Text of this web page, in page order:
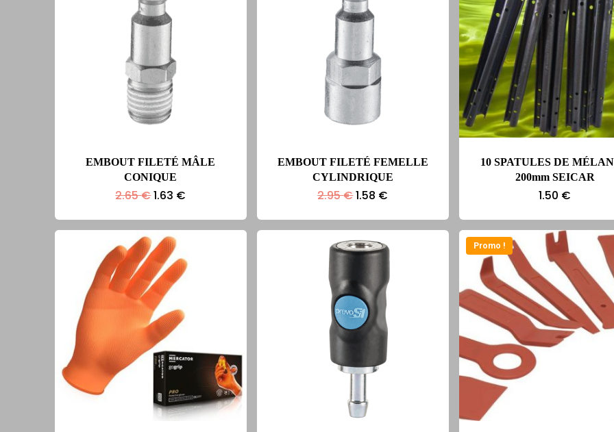
EMBOUT FILETÉ MÂLE
CONIQUE
2.65€Le
initial
était :
2.65 €.
1.63 €
actuel
est :
EMBOUT FILETÉ FEMELLE
CYLINDRIQUE
2.95€Le
initial
était :
2.95 €.
1.58 €
actuel
est :
10 SPATULES DE
200mm SEICAR
1.50 €
Promo !